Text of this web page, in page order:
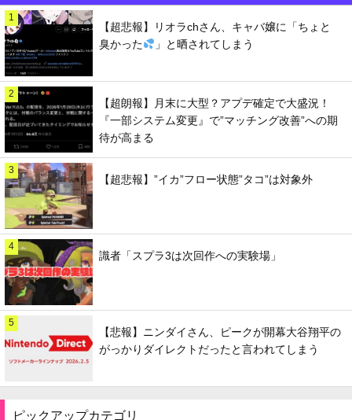
1
【超悲報】リオラchさん、キャバ嬢に「ちょと
臭かった
」と晒されてしまう
2
【超朗報】月末に大型？アプデ確定で大盛況！
『一部システム変更』で”マッチング改善”への期
待が高まる
3
【超悲報】”イカ”フロー状態”タコ”は対象外
4
識者「スプラ3は次回作への実験場」
5
【悲報】ニンダイさん、ピークが開幕大谷翔平の
がっかりダイレクトだったと言われてしまう
ピックアップカテゴリ